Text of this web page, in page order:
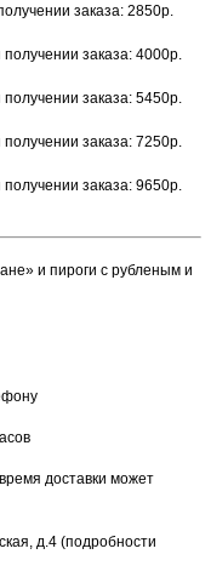
заказа: 2850р.
заказа: 4000р.
заказа: 5450р.
заказа: 7250р.
заказа: 9650р.
и пироги с рубленым и
доставки может
д.4 (подробности